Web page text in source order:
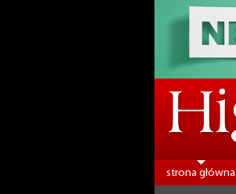
strona główna